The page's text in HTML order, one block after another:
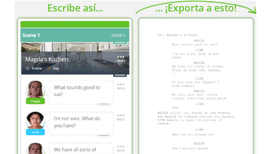
Escribe así... ... ¡Exporta a esto!